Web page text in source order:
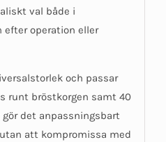
val både i
efter operation eller
och passar
runt bröstkorgen samt 40
det anpassningsbart
att kompromissa med